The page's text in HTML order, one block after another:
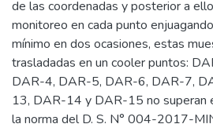
de las coordenadas y posterior a
monitoreo en cada punto
mínimo en dos ocasiones, estas
trasladadas en un cooler puntos:
DAR-4, DAR-5, DAR-6, DAR-7,
13, DAR-14 y DAR-15 no superan
la norma del D. S. N° 004-2017-